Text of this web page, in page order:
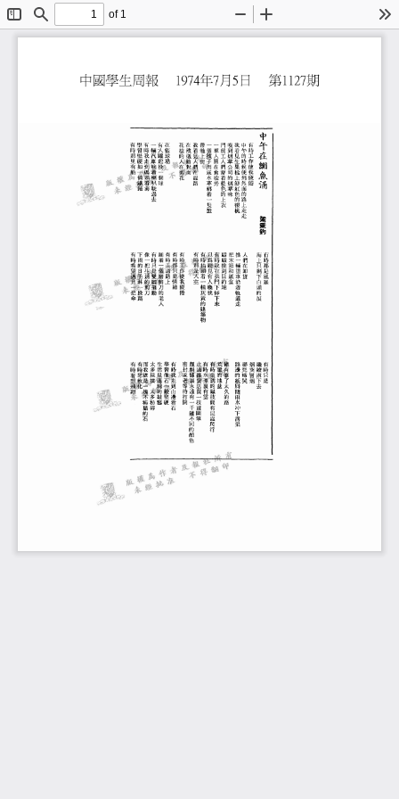
Toggle
Sidebar
Find
of 1
Zoom
Out
In
中午在則魚涌
梁秉鈞
有時工作使我疲倦
中午的時候便到外面的路上走走
我看見生果檔上鮮紅色的櫻桃
嗅到煙草公司的煙草味
門前工人們穿看藍色的上衣
一群人圍在食檔旁
一個孩子用咸水草綁著一隻蟹
帶牠上街
我看見人們在趕路
在殯儀館對面
花檔的人在剪花
在籃球場
有人躍起投一個球
一輛汽庫響著喇叭駛過去
有時我走到碼頭看海
學習堅硬如一個鐵錨
有時那里有船
有時那是風暴
海上只剩下白頭的浪
人們在卸貨
推一輛重車沿看軌道走
把木箱和紙盒
緩緩推到目的地
有時我在拱門下停下來
以為聽見有人喚我
有時抬頭看一幢灰黃的建築物
有時那是天空
有時工作使我疲倦
有時那只是情緒
有時走過路上
細看一個磨剪刀的老人
有時只是雙腳擺動
像一把生誘的剪刀
下雨的日子淋一段路
有時希望遇見一把傘
有時只是
繼續淋下去
煙突冒煙
嬰兒啼哭
路邊的紙屑隨雨水沖下溝渠
總有修了太久的路
荒置的地盆
有時生誘的鐵枝間有昆蟲爬行
有時水潭裡有雲
走過雜貨店買一枝畫圖筆
顏料誧裡永遠有一千罐不同的顏色
密封或者等待打開
有時我走到山邊看石
學習像石一般堅硬
生活是連綿的敲鑿
太多阻擋太多粉碎
而我總是一塊不稱職的石有時想軟化
有時奢想飛翔